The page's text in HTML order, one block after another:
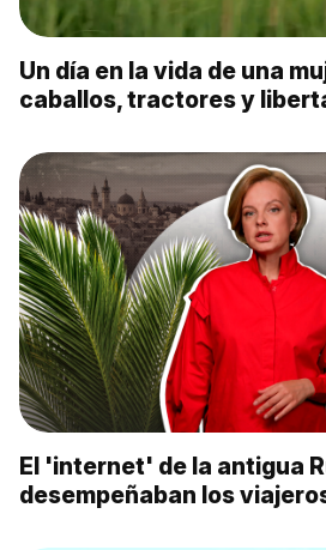
Un día en la vida de una
caballos, tractores y
El 'internet' de la antigua
desempeñaban los